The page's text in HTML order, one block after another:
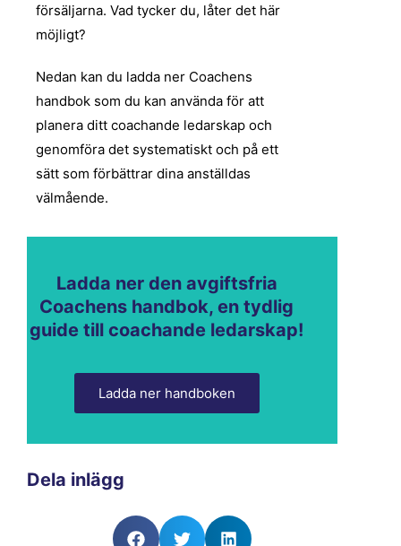
försäljarna. Vad tycker du, låter det här
möjligt?
Nedan kan du ladda ner Coachens
handbok som du kan använda för att
planera ditt coachande ledarskap och
genomföra det systematiskt och på ett
sätt som förbättrar dina anställdas
välmående.
Ladda ner den avgiftsfria
Coachens handbok, en tydlig
guide till coachande ledarskap!
Ladda ner handboken
Dela inlägg